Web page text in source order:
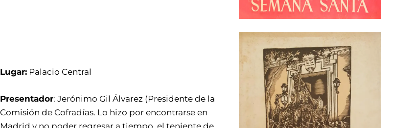
Lugar: Palacio Central
Presentador: Jerónimo Gil Álvarez (Presidente de la
Comisión de Cofradías. Lo hizo por encontrarse en
Madrid y no poder regresar a tiempo, el teniente de